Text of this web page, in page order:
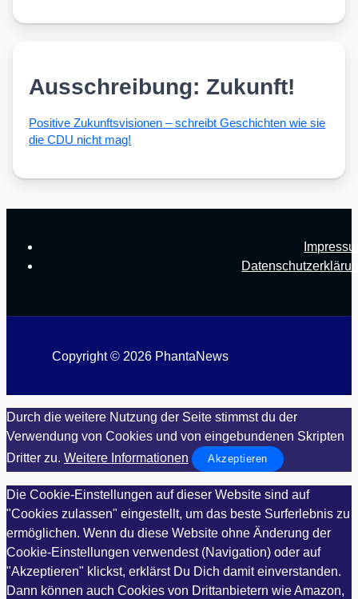
Ausschreibung: Zukunft!
Posi­ti­ve Zukunfts­vi­sio­nen – schreibt Geschich­ten wie sie
die CDU nicht mag!
Copyright © 2026 PhantaNews
Durch die weitere Nutzung der Seite stimmst du der
Verwendung von Cookies und von eingebundenen Skripten
Dritter zu. Weitere Informationen Akzeptieren
Die Cookie-Einstellungen auf dieser Website sind auf
"Cookies zulassen" eingestellt, um das beste Surferlebnis zu
ermöglichen. Wenn du diese Website ohne Änderung der
Cookie-Einstellungen verwendest (Navigation) oder auf
"Akzeptieren" klickst, erklärst Du Dich damit einverstanden.
Dann können auch Cookies von Drittanbietern wie Amazon,